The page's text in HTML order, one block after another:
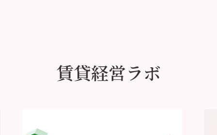
賃貸経営ラボ